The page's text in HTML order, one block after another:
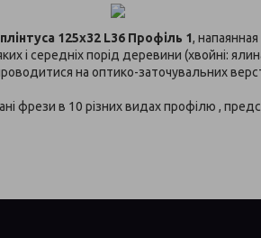
125х32 L36 Профіль 1,
і середніх порід деревини (хвойні:
на оптико-заточувальних
фрези в 10 різних видах профілю ,